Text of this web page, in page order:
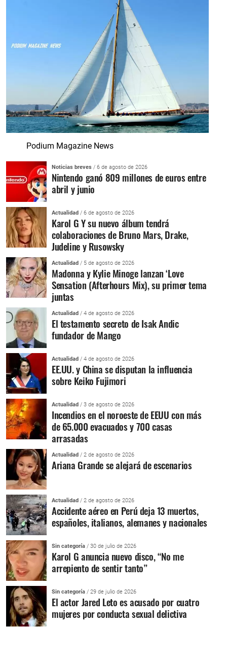
Podium Magazine News
Noticias breves / 6 de agosto de 2026
Nintendo ganó 809 millones de euros entre
abril y junio
Actualidad / 6 de agosto de 2026
Karol G Y su nuevo álbum tendrá
colaboraciones de Bruno Mars, Drake,
Judeline y Rusowsky
Actualidad / 5 de agosto de 2026
Madonna y Kylie Minoge lanzan ‘Love
Sensation (Afterhours Mix), su primer tema
juntas
Actualidad / 4 de agosto de 2026
El testamento secreto de Isak Andic
fundador de Mango
Actualidad / 4 de agosto de 2026
EE.UU. y China se disputan la influencia
sobre Keiko Fujimori
Actualidad / 3 de agosto de 2026
Incendios en el noroeste de EEUU con más
de 65.000 evacuados y 700 casas
arrasadas
Actualidad / 2 de agosto de 2026
Ariana Grande se alejará de escenarios
Actualidad / 2 de agosto de 2026
Accidente aéreo en Perú deja 13 muertos,
españoles, italianos, alemanes y nacionales
Sin categoría / 30 de julio de 2026
Karol G anuncia nuevo disco, “No me
arrepiento de sentir tanto”
Sin categoría / 29 de julio de 2026
El actor Jared Leto es acusado por cuatro
mujeres por conducta sexual delictiva